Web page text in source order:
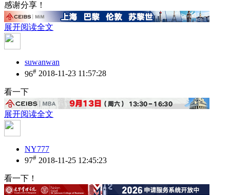
感谢分享！
展开阅读全文
suwanwan
96# 2018-11-23 11:57:28
看一下
展开阅读全文
NY777
97# 2018-11-25 12:45:23
看一下！